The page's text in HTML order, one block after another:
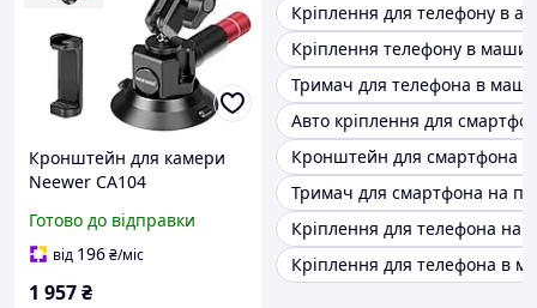
Кронштейн для камери
Neewer CA104
автомобільне кріплення з
тримачем для телефона
Готово до відправки
від 196₴/міс
1 957₴
Кріплення для телефону в
Кріплення телефону в
Тримач для телефона в
Авто кріплення для
Кронштейн для смартфона в
Тримач для смартфона на
Кріплення для телефона на
Кріплення для телефона в